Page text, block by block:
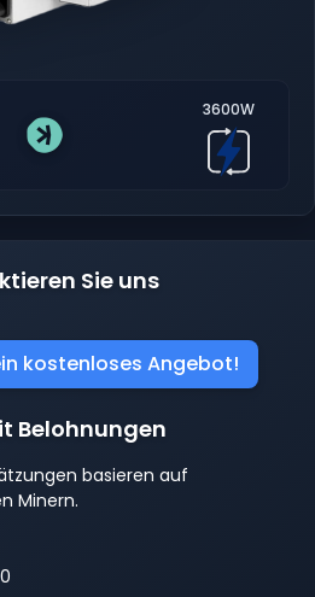
3600W
Sie uns
kostenloses Angebot!
Belohnungen
basieren auf
Minern.